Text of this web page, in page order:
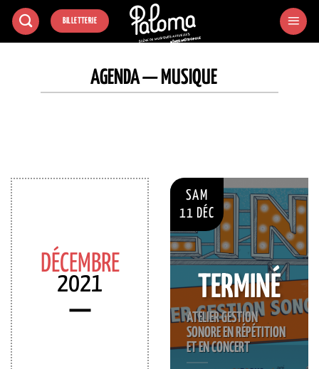
Passer
BILLETTERIE
AGENDA — MUSIQUE
DÉCEMBRE
2021
SAM
11 DÉC
ATELIER GESTION
SONORE EN RÉPÉTITION
ET EN CONCERT
TERMINÉ